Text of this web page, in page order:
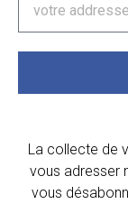
La collecte de
vous adresser
vous